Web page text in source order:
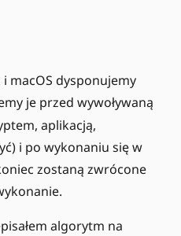
macOS dysponujemy
je przed wywoływaną
aplikacją,
i po wykonaniu się w
zostaną zwrócone
algorytm na